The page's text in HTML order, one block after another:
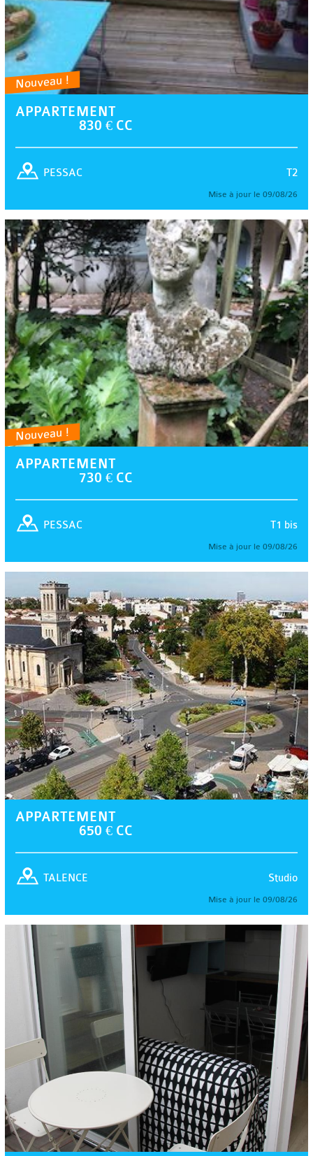
Nouveau !
APPARTEMENT
830 € CC
T2
PESSAC
Mise à jour le 09/08/26
Nouveau !
APPARTEMENT
730 € CC
T1 bis
PESSAC
Mise à jour le 09/08/26
APPARTEMENT
650 € CC
Studio
TALENCE
Mise à jour le 09/08/26